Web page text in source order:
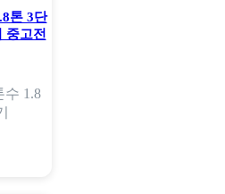
톤 3단
중고전
수 1.8